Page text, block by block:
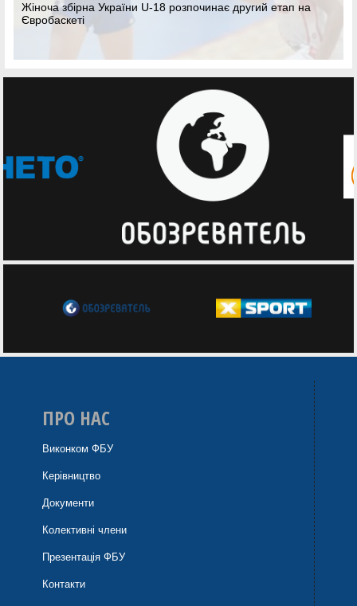
Жіноча збірна України U-18 розпочинає другий етап на
Євробаскеті
ПРО НАС
Виконком ФБУ
Керівництво
Документи
Колективні члени
Презентація ФБУ
Контакти